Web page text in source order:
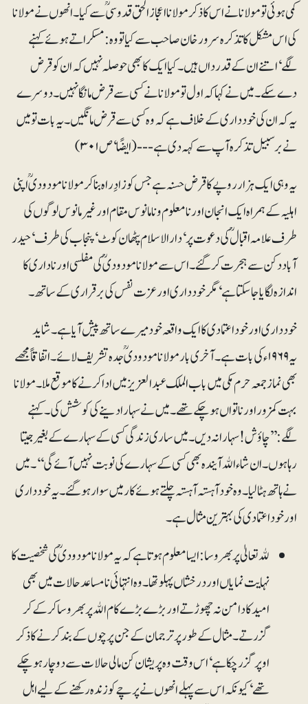
کمی ہوئی تو مولانا نے اس کا ذکر مولانا اعجاز الحق قدوسیؒ سے کیا۔ انھوں نے مولانا
کی اس مشکل کا تذکرہ سرور خان صاحب سے کیا تو وہ: مسکراتے ہوئے کہنے
لگے‘ اتنے ان کے قدر داں ہیں۔ کیا ایک کا بھی حوصلہ نہیں کہ ان کو قرض
دے سکے۔ میں نے کہا کہ اول تو مولانا نے کسی سے قرض مانگا نہیں۔ دوسرے
یہ کہ ان کی خودداری کے خلاف ہے کہ وہ کسی سے قرض مانگیں۔ یہ بات تو میں
نے برسبیل تذکرہ آپ سے کہہ دی ہے ---(ایضًا‘ ص ۳۰۱)
یہ وہی ایک ہزار روپے کا قرض حسنہ ہے جس کو زادِ راہ بنا کر مولانا مودودیؒ اپنی
اہلیہ کے ہمراہ ایک انجان اور نامعلوم و نامانوس مقام اور غیر مانوس لوگوں کی
طرف علامہ اقبالؒ کی دعوت پر‘ دارالاسلام پٹھان کوٹ‘ پنجاب کی طرف‘ حیدر
آباد دکن سے ہجرت کر گئے۔ اس سے مولانا مودودیؒ کی مفلسی اور ناداری کا
اندازہ لگایا جا سکتا ہے‘ مگر خودداری اور عزت نفس کی برقراری کے ساتھ۔
خودداری اور خود اعتمادی کا ایک واقعہ خود میرے ساتھ پیش آیا ہے۔ شاید
یہ ۱۹۶۹ء کی بات ہے۔ آخری بار مولانا مودودیؒ جدہ تشریف لائے۔ اتفاقاً مجھے
بھی نماز جمعہ حرم مکی میں باب الملک عبدالعزیز میں ادا کرنے کا موقع ملا۔ مولانا
بہت کمزور اور ناتواں ہو چکے تھے۔ میں نے سہارا دینے کی کوشش کی۔ کہنے
لگے: ’’چاؤش! سہارا نہ دیں۔ میں ساری زندگی کسی کے سہارے کے بغیر جیتا
رہا ہوں۔ ان شاء اﷲ آیندہ بھی کسی کے سہارے کی نوبت نہیں آئے گی‘‘۔ میں
نے ہاتھ ہٹا لیا۔ وہ خود آہستہ آہستہ چلتے ہوئے کار میں سوار ہو گئے۔ یہ خود داری
اور خود اعتمادی کی بہترین مثال ہے۔
ﷲ تعالیٰ پر بھروسا: ایسا معلوم ہوتا ہے کہ یہ مولانا مودودی ؒکی شخصیت کا
نہایت نمایاں اور درخشاں پہلو تھا۔ وہ انتہائی نامساعد حالات میں بھی
امید کا دامن نہ چھوڑتے اور بڑے بڑے کام اﷲ پر بھروسا کر کے کر
گزرتے۔ مثال کے طور پر ترجمان کے جن پرچوں کے بند کرنے کا ذکر
اوپر گزر چکا ہے‘ اس وقت وہ پریشان کن مالی حالات سے دوچار ہو چکے
تھے‘ کیونکہ اس سے پہلے انھوں نے پرچے کو زندہ رکھنے کے لیے اہل